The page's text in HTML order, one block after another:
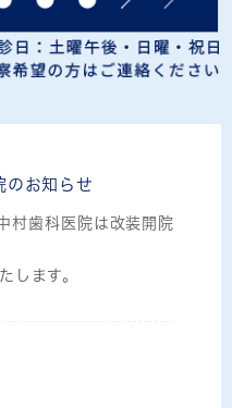
のお知らせ
村歯科医院は改装開院
します。